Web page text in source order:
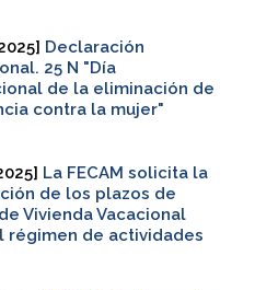
Declaración
25 N "Día
de la eliminación de
contra la mujer"
La FECAM solicita la
de los plazos de
Vivienda Vacacional
régimen de actividades